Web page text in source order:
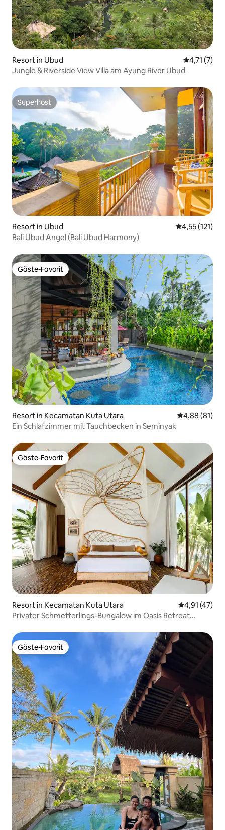
Resort in Ubud
4,71 (7)
Jungle & Riverside View Villa am Ayung River Ubud
Superhost
Superhost
Resort in Ubud
4,55 (121)
Bali Ubud Angel (Bali Ubud Harmony)
Gäste-Favorit
Gäste-Favorit
Resort in Kecamatan Kuta Utara
4,88 (81)
Ein Schlafzimmer mit Tauchbecken in Seminyak
Gäste-Favorit
Gäste-Favorit
Resort in Kecamatan Kuta Utara
4,91 (47)
Privater Schmetterlings-Bungalow im Oasis Retreat
Gäste-Favorit
Gäste-Favorit